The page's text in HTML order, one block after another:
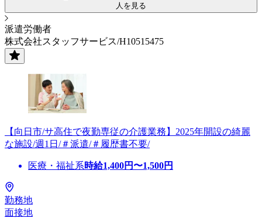
人を見る
派遣労働者
株式会社スタッフサービス/H10515475
【向日市/サ高住で夜勤専従の介護業務】2025年開設の綺麗
な施設/週1日/＃派遣/＃履歴書不要/
医療・福祉系時給1,400円〜1,500円
勤務地
面接地